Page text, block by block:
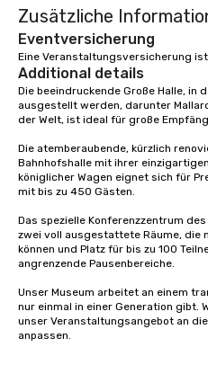
Zusätzliche
Eventversicherung
Eine Veranstaltungsversicherung
Additional details
Die beeindruckende Große Halle, in
ausgestellt werden, darunter
der Welt, ist ideal für große
Die atemberaubende, kürzlich
Bahnhofshalle mit ihrer
königlicher Wagen eignet sich für
mit bis zu 450 Gästen.
Das spezielle Konferenzzentrum
zwei voll ausgestattete Räume, die
können und Platz für bis zu 100
angrenzende Pausenbereiche.
Unser Museum arbeitet an einem
nur einmal in einer Generation gibt.
unser Veranstaltungsangebot an
anpassen.